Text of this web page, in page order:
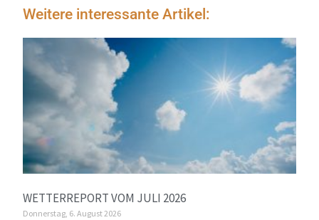
Weitere interessante Artikel:
WETTERREPORT VOM JULI 2026
Donnerstag, 6. August 2026